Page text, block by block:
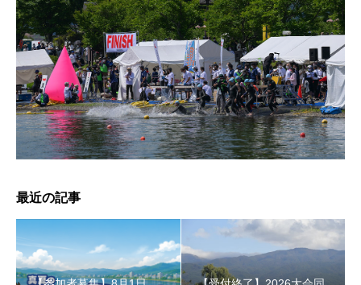
【受付終了】2026大会同日開催！小学生対象キッズ・ラ
最近の記事